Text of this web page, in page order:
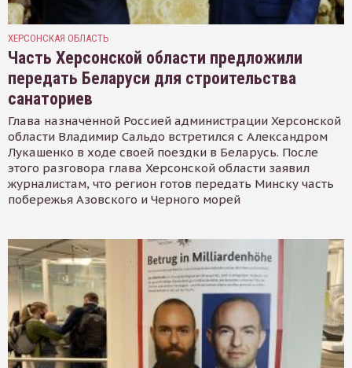
ХЕРСОНСКАЯ ОБЛАСТЬ
Часть Херсонской области предложили
передать Беларуси для строительства
санаториев
Глава назначенной Россией администрации Херсонской
области Владимир Сальдо встретился с Александром
Лукашенко в ходе своей поездки в Беларусь. После
этого разговора глава Херсонской области заявил
журналистам, что регион готов передать Минску часть
побережья Азовского и Черного морей